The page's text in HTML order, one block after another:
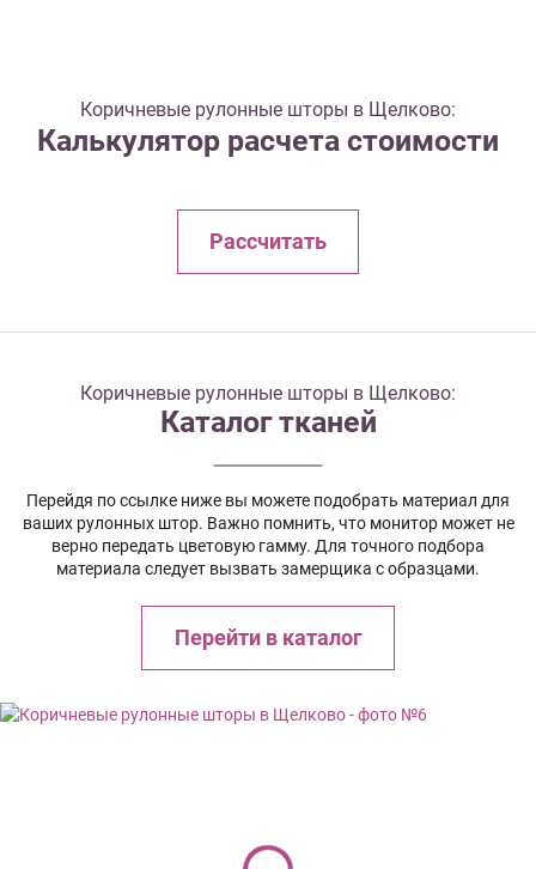
Коричневые рулонные шторы в Щелково:
Калькулятор расчета стоимости
Рассчитать
Коричневые рулонные шторы в Щелково:
Каталог тканей
Перейдя по ссылке ниже вы можете подобрать материал для
ваших рулонных штор. Важно помнить, что монитор может не
верно передать цветовую гамму. Для точного подбора
материала следует вызвать замерщика с образцами.
Перейти в каталог